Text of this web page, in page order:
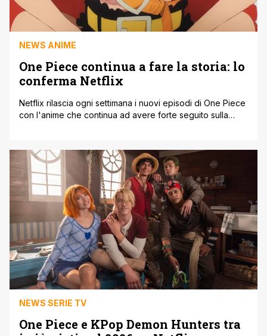
NEWS ANIME
One Piece continua a fare la storia: lo
conferma Netflix
Netflix rilascia ogni settimana i nuovi episodi di One Piece
con l'anime che continua ad avere forte seguito sulla
franchise di One Piece, evidenzia l'ottimo successo della
serie su Netflix. Dopo il debutto della seconda stagione
del live-action di [']
NEWS SERIE TV
One Piece e KPop Demon Hunters tra